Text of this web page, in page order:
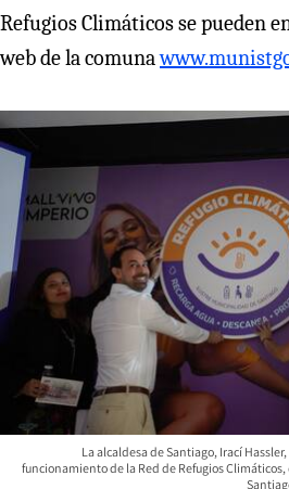
Refugios Climáticos se pueden
web de la comuna
La alcaldesa de Santiago, Irací
funcionamiento de la Red de Refugios